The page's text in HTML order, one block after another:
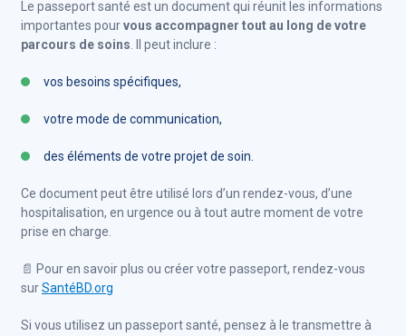
Le passeport santé est un document qui réunit les informations
importantes pourvous accompagner tout au long de votre
parcours de soins . Il peut inclure :
vos besoins spécifiques,
votre mode de communication,
des éléments de votre projet de soin.
Ce document peut être utilisé lors d’un rendez-vous, d’une
hospitalisation, en urgence ou à tout autre moment de votre
prise en charge.
📄 Pour en savoir plus ou créer votre passeport, rendez-vous
surSantéBD.org
Si vous utilisez un passeport santé, pensez à le transmettre à